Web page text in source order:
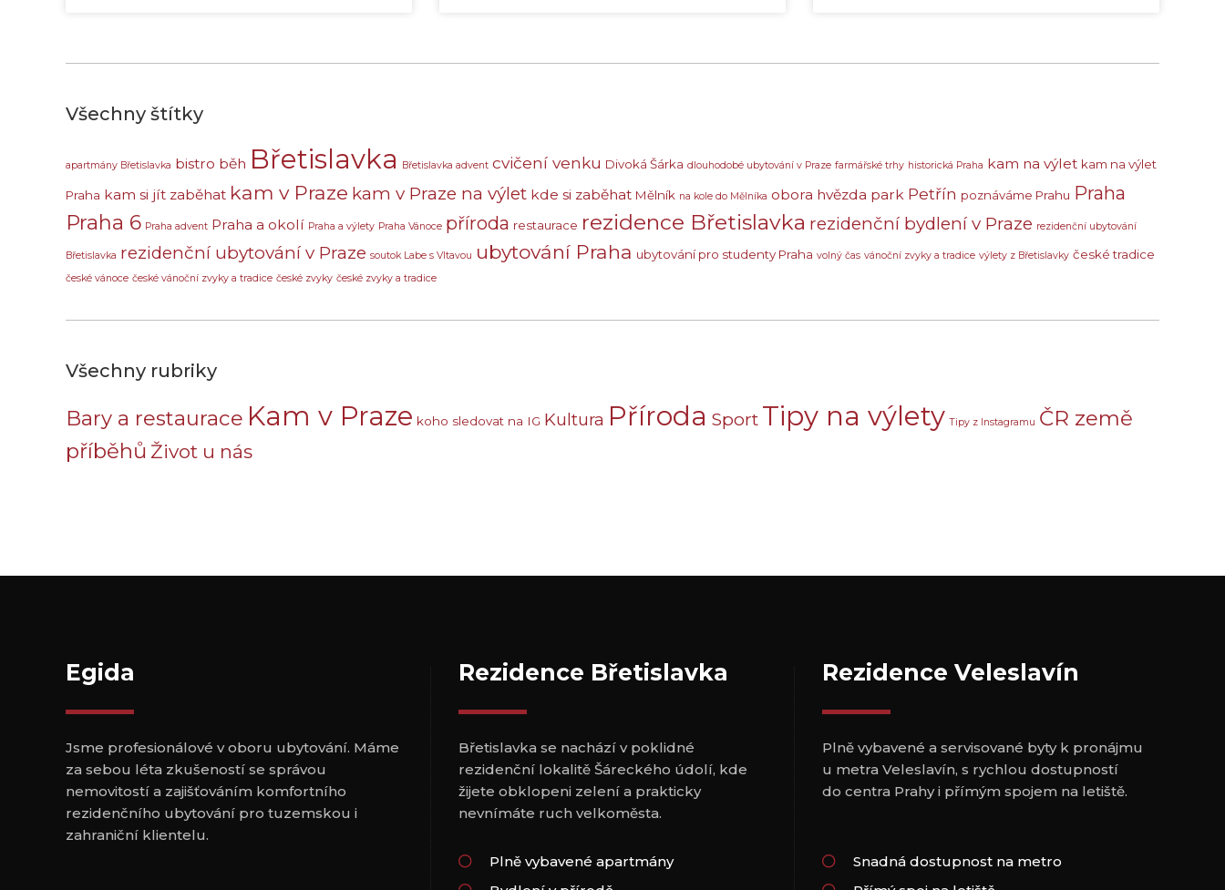
Všechny štítky
apartmány Břetislavka bistro běh Břetislavka Břetislavka advent cvičení venku Divoká Šárka dlouhodobé ubytování v Praze farmářské trhy historická Praha kam na výlet kam na výlet
Praha kam si jít zaběhat kam v Praze kam v Praze na výlet kde si zaběhat Mělník na kole do Mělníka obora hvězda park Petřín poznáváme Prahu Praha
Praha 6 Praha advent Praha a okolí Praha a výlety Praha Vánoce příroda restaurace rezidence Břetislavka rezidenční bydlení v Praze rezidenční ubytování
Břetislavka rezidenční ubytování v Praze soutok Labe s Vltavou ubytování Praha ubytování pro studenty Praha volný čas vánoční zvyky a tradice výlety z Břetislavky české tradice
české vánoce české vánoční zvyky a tradice české zvyky české zvyky a tradice
Všechny rubriky
Bary a restaurace Kam v Praze koho sledovat na IG Kultura Příroda Sport Tipy na výlety Tipy z Instagramu ČR země
příběhů Život u nás
Egida
Jsme profesionálové v oboru ubytování. Máme
za sebou léta zkušeností se správou
nemovitostí a zajišťováním komfortního
rezidenčního ubytování pro tuzemskou i
zahraniční klientelu.
Rezidence Břetislavka
Břetislavka se nachází v poklidné
rezidenční lokalitě Šáreckého údolí, kde
žijete obklopeni zelení a prakticky
nevnímáte ruch velkoměsta.
Plně vybavené apartmány
Rezidence Veleslavín
Plně vybavené a servisované byty k pronájmu
u metra Veleslavín, s rychlou dostupností
do centra Prahy i přímým spojem na letiště.
Snadná dostupnost na metro